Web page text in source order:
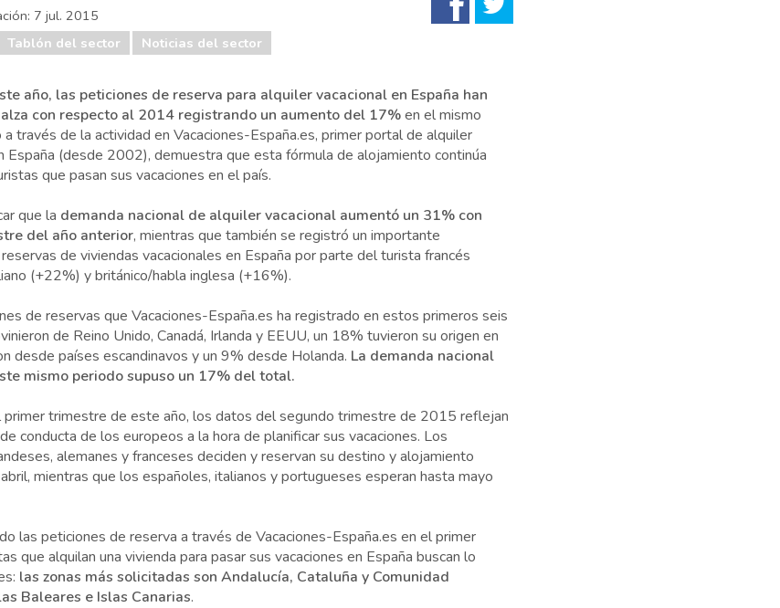
7 jul. 2015
Tablón del sector Noticias del sector
año, las peticiones de reserva para alquiler vacacional en España han
con respecto al 2014 registrando un aumento del 17%en el mismo
través de la actividad en Vacaciones-España.es, primer portal de alquiler
España (desde 2002), demuestra que esta fórmula de alojamiento continúa
que pasan sus vacaciones en el país.
que la demanda nacional de alquiler vacacional aumentó un 31% con
del año anterior, mientras que también se registró un importante
de viviendas vacacionales en España por parte del turista francés
(+22%) y británico/habla inglesa (+16%).
de reservas que Vacaciones-España.es ha registrado en estos primeros seis
de Reino Unido, Canadá, Irlanda y EEUU, un 18% tuvieron su origen en
desde países escandinavos y un 9% desde Holanda. La demanda nacional
mismo periodo supuso un 17% del total.
trimestre de este año, los datos del segundo trimestre de 2015 reflejan
conducta de los europeos a la hora de planificar sus vacaciones. Los
alemanes y franceses deciden y reservan su destino y alojamiento
mientras que los españoles, italianos y portugueses esperan hasta mayo
las peticiones de reserva a través de Vacaciones-España.es en el primer
que alquilan una vivienda para pasar sus vacaciones en España buscan lo
las zonas más solicitadas son Andalucía, Cataluña y Comunidad
Baleares e Islas Canarias.